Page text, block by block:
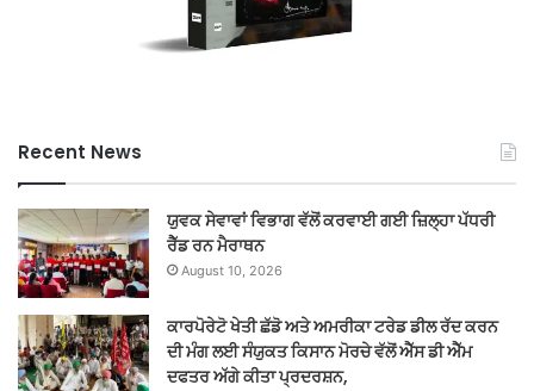
Recent News
ਯੁਵਕ ਸੇਵਾਵਾਂ ਵਿਭਾਗ ਵੱਲੋਂ ਕਰਵਾਈ ਗਈ ਜ਼ਿਲ੍ਹਾ ਪੱਧਰੀ
ਰੈੱਡ ਰਨ ਮੈਰਾਥਨ
August 10, 2026
ਕਾਰਪੋਰੇਟੋ ਖੇਤੀ ਛੱਡੋ ਅਤੇ ਅਮਰੀਕਾ ਟਰੇਡ ਡੀਲ ਰੱਦ ਕਰਨ
ਦੀ ਮੰਗ ਲਈ ਸੰਯੁਕਤ ਕਿਸਾਨ ਮੋਰਚੇ ਵੱਲੋਂ ਐੱਸ ਡੀ ਐੱਮ
ਦਫਤਰ ਅੱਗੇ ਕੀਤਾ ਪ੍ਰਦਰਸ਼ਨ,